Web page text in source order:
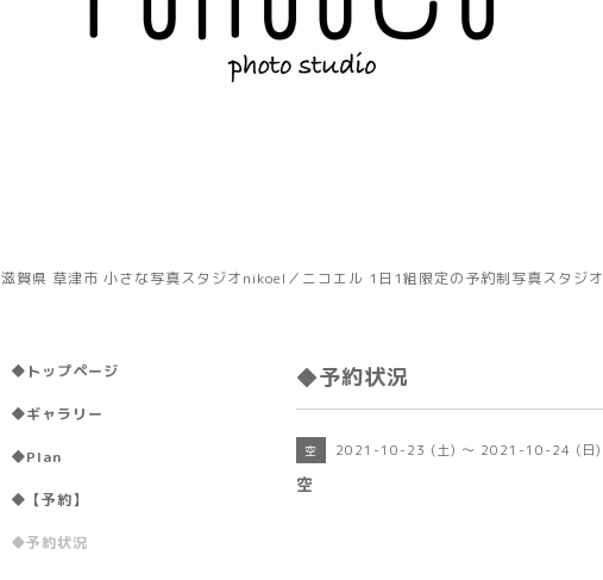
滋賀県 草津市 小さな写真スタジオnikoel／ニコエル 1日1組限定の予約制写真スタジオ
◆予約状況
空 2021-10-23 (土) ～ 2021-10-24 (日)
空
◆トップページ
◆ギャラリー
◆Plan
◆【予約】
◆予約状況